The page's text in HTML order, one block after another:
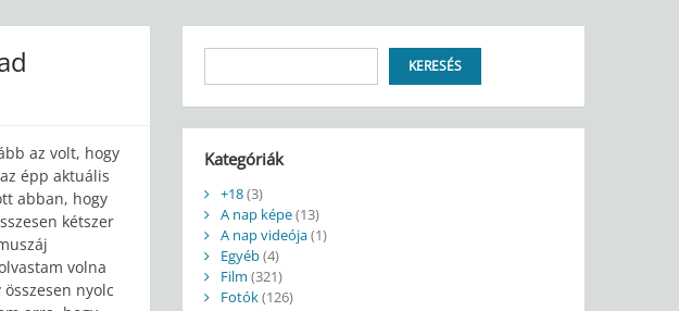
az volt, hogy
épp aktuális
abban, hogy
kétszer
volna
nyolc
KERESÉS
Kategóriák
+18(3)
A nap képe(13)
A nap videója(1)
Egyéb(4)
Film (321)
Fotók(126)